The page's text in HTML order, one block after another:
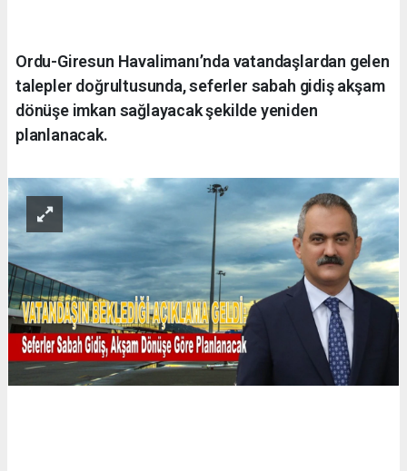
Ordu-Giresun Havalimanı’nda vatandaşlardan gelen
talepler doğrultusunda, seferler sabah gidiş akşam
dönüşe imkan sağlayacak şekilde yeniden
planlanacak.